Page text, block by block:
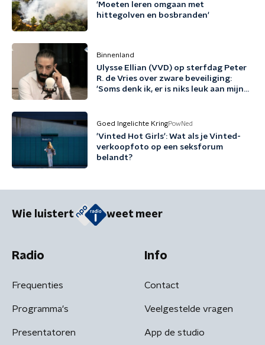
'Moeten leren omgaan met
hittegolven en bosbranden'
Binnenland
Ulysse Ellian (VVD) op sterfdag Peter
R. de Vries over zware beveiliging:
'Soms denk ik, er is niks leuk aan mijn
Goed Ingelichte KringPowNed
'Vinted Hot Girls': Wat als je Vinted-
verkoopfoto op een seksforum
belandt?
Wie luistert weet meer
Radio
Frequenties
Programma's
Presentatoren
Info
Contact
Veelgestelde vragen
App de studio